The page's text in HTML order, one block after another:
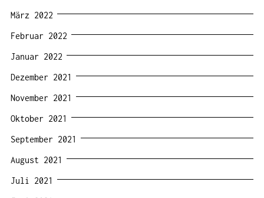
März 2022
Februar 2022
Januar 2022
Dezember 2021
November 2021
Oktober 2021
September 2021
August 2021
Juli 2021